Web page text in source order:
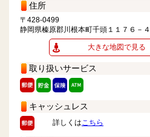
住所
〒428-0499
静岡県榛原郡川根本町千頭１１７６－４
大きな地図で見る
取り扱いサービス
キャッシュレス
詳しくはこちら